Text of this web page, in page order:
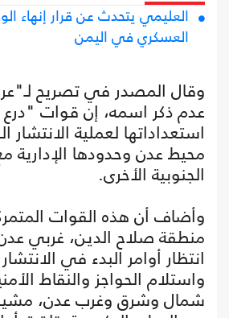
العليمي يتحدث عن قرار إنهاء
العسكري في اليمن
عدم ذكر اسمه، إن قوات
استعداداتها لعملية
محيط عدن وحدودها الإدارية
الجنوبية الأخرى.
وأضاف أن هذه القوات
منطقة صلاح الدين، غربي
انتظار أوامر البدء في
واستلام الحواجز والنقاط
شمال وشرق وغرب عدن،